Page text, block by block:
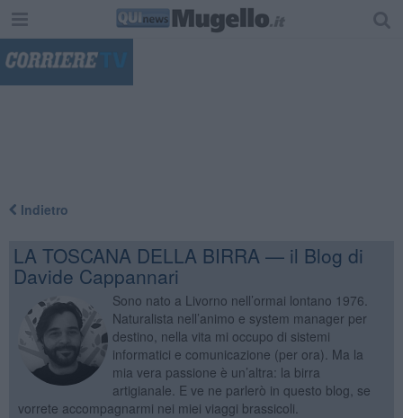
Indietro
LA TOSCANA DELLA BIRRA — il Blog di
Davide Cappannari
Sono nato a Livorno nell’ormai lontano 1976.
Naturalista nell’animo e system manager per
destino, nella vita mi occupo di sistemi
informatici e comunicazione (per ora). Ma la
mia vera passione è un’altra: la birra
artigianale. E ve ne parlerò in questo blog, se
vorrete accompagnarmi nei miei viaggi brassicoli.